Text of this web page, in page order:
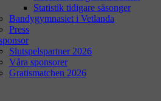
Statistik tidigare säsonger
Bandygymnasiet i Vetlanda
Press
Slutspelspartner 2026
Våra sponsorer
Gratismatchen 2026